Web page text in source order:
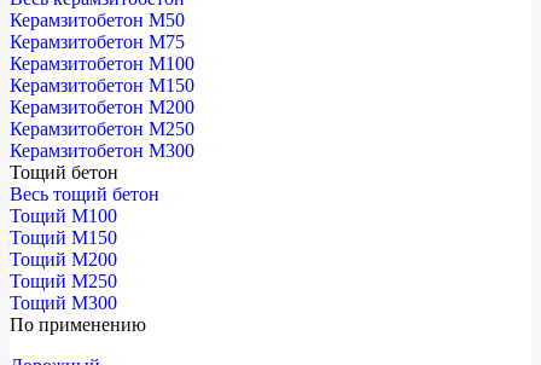
Керамзитобетон М50
Керамзитобетон М75
Керамзитобетон М100
Керамзитобетон М150
Керамзитобетон М200
Керамзитобетон М250
Керамзитобетон М300
Тощий бетон
Весь тощий бетон
Тощий М100
Тощий М150
Тощий М200
Тощий М250
Тощий М300
По применению